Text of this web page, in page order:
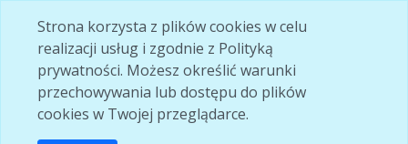
Strona korzysta z plików cookies w celu
realizacji usług i zgodnie z Polityką
prywatności. Możesz określić warunki
przechowywania lub dostępu do plików
cookies w Twojej przeglądarce.